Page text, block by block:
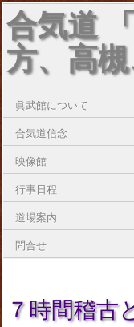
合気道
方、高
眞武館について
合気道信念
映像館
行事日程
道場案内
問合せ
７時間稽古